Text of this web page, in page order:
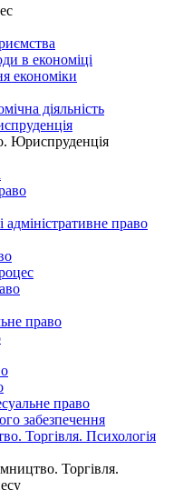
в економіці
економіки
діяльність
Юриспруденція
адміністративне право
право
право
забезпечення
Торгівля. Психологія
Торгівля.